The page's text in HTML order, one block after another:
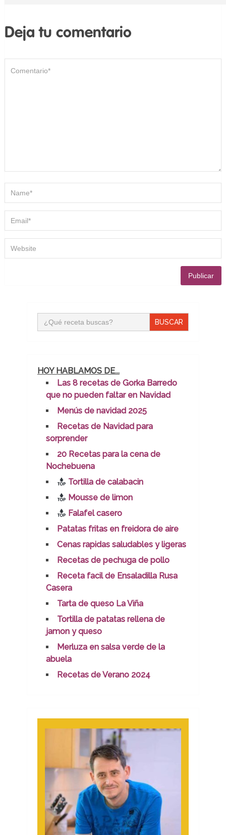
Deja tu comentario
Buscar:
HOY HABLAMOS DE...
Las 8 recetas de Gorka Barredo
que no pueden faltar en Navidad
Menús de navidad 2025
Recetas de Navidad para
sorprender
20 Recetas para la cena de
Nochebuena
Tortilla de calabacin
Mousse de limon
Falafel casero
Patatas fritas en freidora de aire
Cenas rapidas saludables y ligeras
Recetas de pechuga de pollo
Receta facil de Ensaladilla Rusa
Casera
Tarta de queso La Viña
Tortilla de patatas rellena de
jamon y queso
Merluza en salsa verde de la
abuela
Recetas de Verano 2024